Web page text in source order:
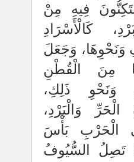
فِيهِ مِنْ
كَالْأَسْرَادِ
وَنَحْوِهَا، وَجَعَلَ
مِنَ الْقُطْنِ
وَنَحْوِ ذَلِكِ،
وَالْبَرْدِ،
الْحَرْبِ بَأْسَ
تَصِلُ السُّيُوفُ